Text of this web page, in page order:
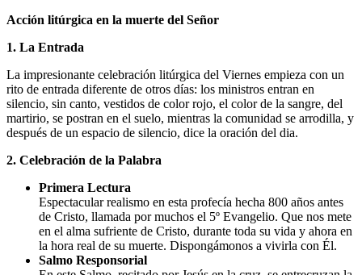
Acción litúrgica en la muerte del Señor
1. La Entrada
La impresionante celebración litúrgica del Viernes empieza con un
rito de entrada diferente de otros días: los ministros entran en
silencio, sin canto, vestidos de color rojo, el color de la sangre, del
martirio, se postran en el suelo, mientras la comunidad se arrodilla, y
después de un espacio de silencio, dice la oración del dia.
2. Celebración de la Palabra
Primera Lectura
Espectacular realismo en esta profecía hecha 800 años antes
de Cristo, llamada por muchos el 5º Evangelio. Que nos mete
en el alma sufriente de Cristo, durante toda su vida y ahora en
la hora real de su muerte. Dispongámonos a vivirla con Él.
Salmo Responsorial